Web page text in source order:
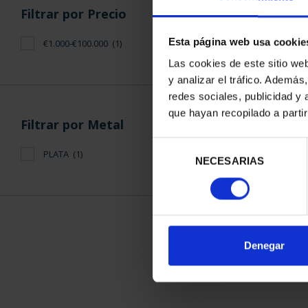
Esta página web usa
Las cookies de este sitio
y analizar el tráfico.
redes sociales, publicidad y
que hayan recopilado a
consentimiento
NECESARIAS
Denegar
Filtrar por Precio
€1.000-€100.000 (1)
Filtrar por Metal
PLATA (1) Sólo para
ORDENAR POR: